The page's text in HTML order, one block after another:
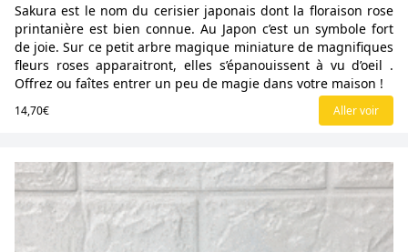
Sakura est le nom du cerisier japonais dont la floraison rose
printanière est bien connue. Au Japon c’est un symbole fort
de joie. Sur ce petit arbre magique miniature de magnifiques
fleurs roses apparaitront, elles s’épanouissent à vu d’oeil .
Offrez ou faîtes entrer un peu de magie dans votre maison !
14,70€ Aller voir